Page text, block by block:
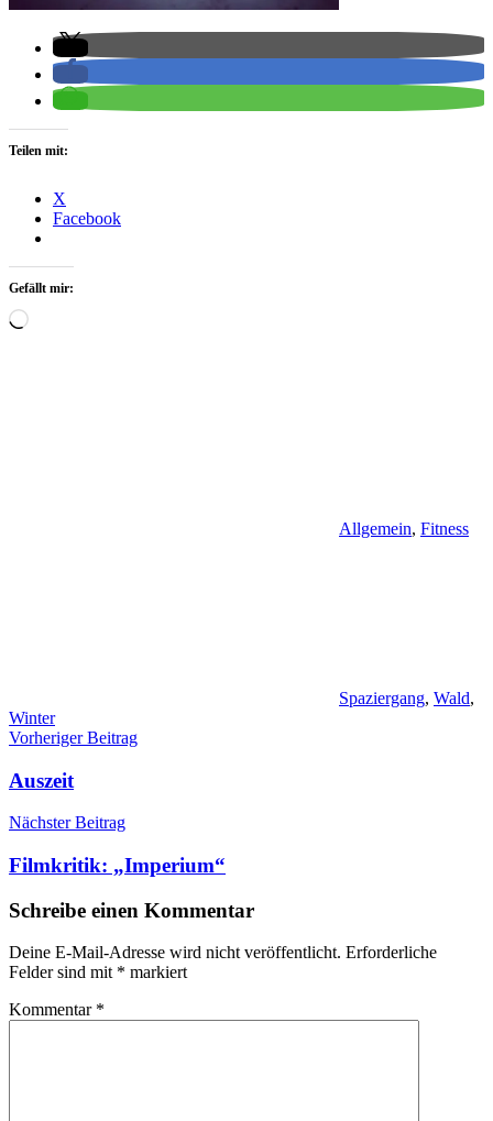
Teilen mit:
X
Facebook
Gefällt mir:
Wird
Allgemein, Fitness
Spaziergang, Wald,
Winter
Beitragsnavigation
Vorheriger Beitrag
Auszeit
Nächster Beitrag
Filmkritik: „Imperium“
Schreibe einen Kommentar
Deine E-Mail-Adresse wird nicht veröffentlicht. Erforderliche
Felder sind mit * markiert
Kommentar *